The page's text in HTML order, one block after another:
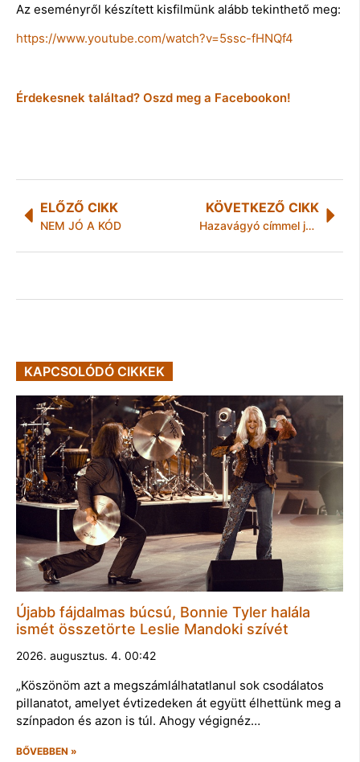
Az eseményről készített kisfilmünk alább tekinthető meg:
https://www.youtube.com/watch?v=5ssc-fHNQf4
Érdekesnek találtad? Oszd meg a Facebookon!
ELŐZŐ CIKK
NEM JÓ A KÓD
KÖVETKEZŐ CIKK
Hazavágyó címmel jelent meg a MattSet új albuma
KAPCSOLÓDÓ CIKKEK
Újabb fájdalmas búcsú, Bonnie Tyler halála
ismét összetörte Leslie Mandoki szívét
2026. augusztus. 4. 00:42
„Köszönöm azt a megszámlálhatatlanul sok csodálatos
pillanatot, amelyet évtizedeken át együtt élhettünk meg a
színpadon és azon is túl. Ahogy végignéz…
BŐVEBBEN »